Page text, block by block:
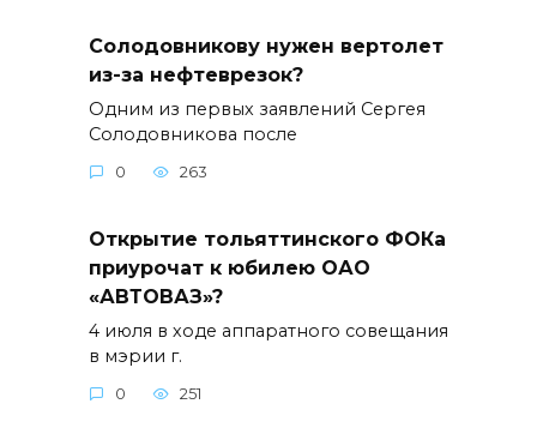
Солодовникову нужен вертолет
из-за нефтеврезок?
Одним из первых заявлений Сергея
Солодовникова после
0 263
Открытие тольяттинского ФОКа
приурочат к юбилею ОАО
«АВТОВАЗ»?
4 июля в ходе аппаратного совещания
в мэрии г.
0 251